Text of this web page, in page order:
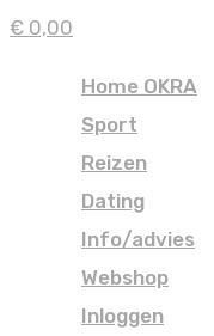
€ 0,00
Home OKRA
Sport
Reizen
Dating
Info/advies
Webshop
Inloggen